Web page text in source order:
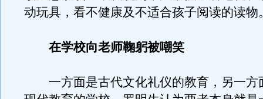
动玩具，看不健康及不适合孩子阅读的读物
在学校向老师鞠躬被嘲笑
一方面是古代文化礼仪的教育，另一方